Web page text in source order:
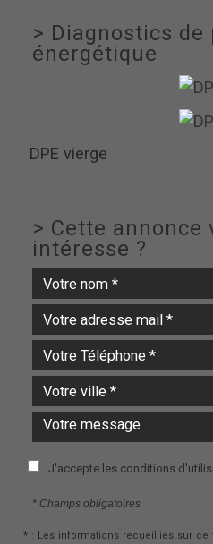
> Diagnostics
énergétique
DPE vierge
> Cette annonce
intéresse ?
J'accepte les conditions
* Champs obligatoires
* : Les informations recueillies sur ce